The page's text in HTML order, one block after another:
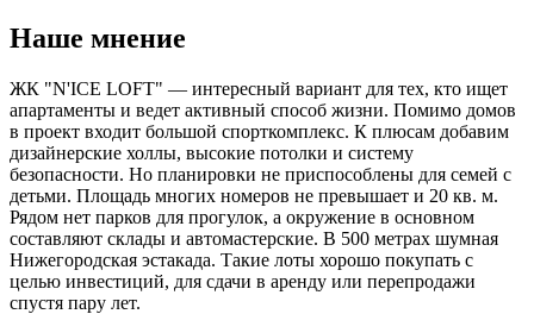
Наше мнение
ЖК "N'ICE LOFT" — интересный вариант для тех, кто ищет
апартаменты и ведет активный способ жизни. Помимо домов
в проект входит большой спорткомплекс. К плюсам добавим
дизайнерские холлы, высокие потолки и систему
безопасности. Но планировки не приспособлены для семей с
детьми. Площадь многих номеров не превышает и 20 кв. м.
Рядом нет парков для прогулок, а окружение в основном
составляют склады и автомастерские. В 500 метрах шумная
Нижегородская эстакада. Такие лоты хорошо покупать с
целью инвестиций, для сдачи в аренду или перепродажи
спустя пару лет.